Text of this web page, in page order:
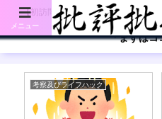
【初訪問の方は、下記の「まずはコ
「まずはコ
考察及びライフハック
メニュー